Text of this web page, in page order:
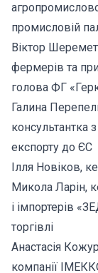
промисловій
Віктор
фермерів та
голова ФГ
Галина
консультантка
експорту до ЄС
Ілля Новіков,
Микола Ларін,
і імпортерів
торгівлі
Анастасія
компанії